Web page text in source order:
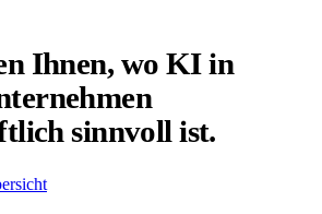
Ihnen, wo KI in
sinnvoll ist.